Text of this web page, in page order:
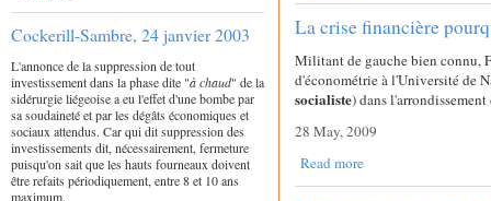
Cockerill-Sambre, 24 janvier 2003
L'annonce de la suppression de tout
investissement dans la phase dite "à chaud" de la
sidérurgie liégeoise a eu l'effet d'une bombe par
sa soudaineté et par les dégâts économiques et
sociaux attendus. Car qui dit suppression des
investissements dit, nécessairement, fermeture
puisqu'on sait que les hauts fourneaux doivent
être refaits périodiquement, entre 8 et 10 ans
maximum.
La crise financière
Militant de gauche bien connu,
d'économétrie à l'Université de
socialiste) dans
28 May, 2009
Read more